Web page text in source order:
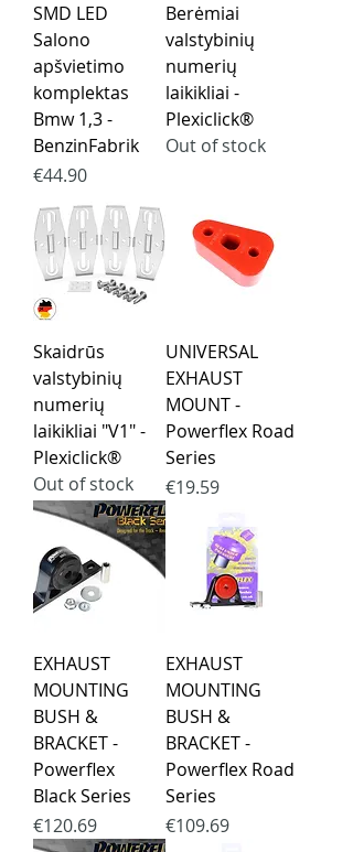
SMD LED
Salono
apšvietimo
komplektas
Bmw 1,3 -
BenzinFabrik
Price
€44.90
Berėmiai
valstybinių
numerių
laikikliai -
Plexiclick®
Out of stock
Skaidrūs
valstybinių
numerių
laikikliai "V1" -
Plexiclick®
Out of stock
UNIVERSAL
EXHAUST
MOUNT -
Powerflex Road
Series
Price
€19.59
EXHAUST
MOUNTING
BUSH &
BRACKET -
Powerflex
Black Series
Price
€120.69
EXHAUST
MOUNTING
BUSH &
BRACKET -
Powerflex Road
Series
Price
€109.69